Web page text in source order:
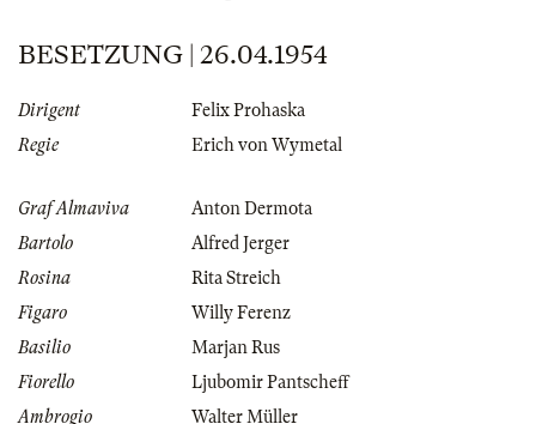
BESETZUNG | 26.04.1954
Dirigent
Felix Prohaska
Regie
Erich von Wymetal
Graf Almaviva
Anton Dermota
Bartolo
Alfred Jerger
Rosina
Rita Streich
Figaro
Willy Ferenz
Basilio
Marjan Rus
Fiorello
Ljubomir Pantscheff
Ambrogio
Walter Müller